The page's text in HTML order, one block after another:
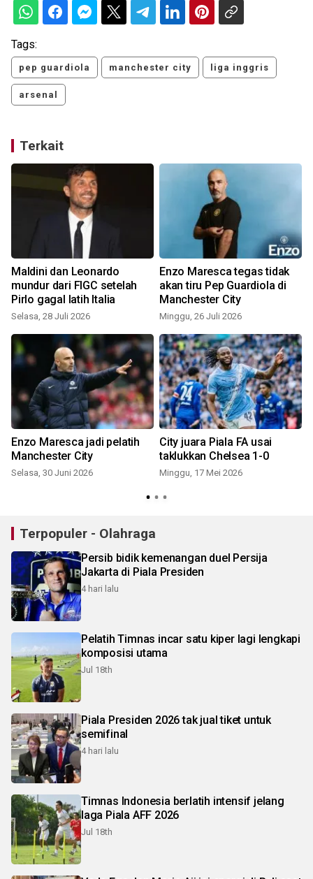
Tags:
pep guardiola manchester city liga inggris
arsenal
Terkait
Maldini dan Leonardo
mundur dari FIGC setelah
Pirlo gagal latih Italia
Selasa, 28 Juli 2026
Enzo Maresca tegas tidak
akan tiru Pep Guardiola di
Manchester City
Minggu, 26 Juli 2026
Enzo Maresca jadi pelatih
Manchester City
Selasa, 30 Juni 2026
City juara Piala FA usai
taklukkan Chelsea 1-0
Minggu, 17 Mei 2026
Terpopuler - Olahraga
Persib bidik kemenangan duel Persija
Jakarta di Piala Presiden
4 hari lalu
Pelatih Timnas incar satu kiper lagi lengkapi
komposisi utama
Jul 18th
Piala Presiden 2026 tak jual tiket untuk
semifinal
4 hari lalu
Timnas Indonesia berlatih intensif jelang
laga Piala AFF 2026
Jul 18th